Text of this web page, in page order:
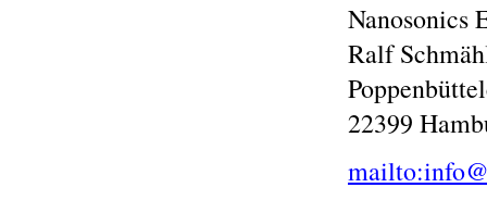
Nanosonics
Ralf
22399